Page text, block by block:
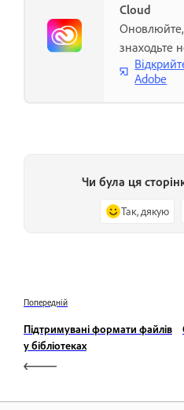
Cloud
знаходьте
Adobe
Чи була ця
Так, дякую
Попередній
Підтримувані формати файлів
у бібліотеках